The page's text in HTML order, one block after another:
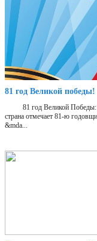
81 год Великой победы!
81 год Великой Победы:
страна отмечает 81‑ю
&mda...